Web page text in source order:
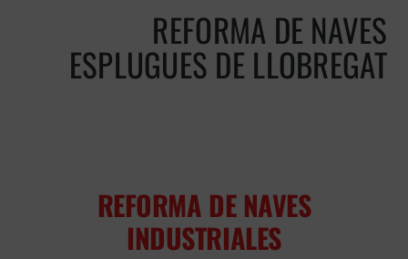
REFORMA DE NAVES
ESPLUGUES DE LLOBREGAT
REFORMA DE NAVES
INDUSTRIALES